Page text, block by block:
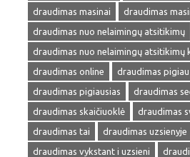
draudimas masinai
draudimas
draudimas nuo nelaimingų atsitikimų
draudimas nuo nelaimingų atsitikimų
draudimas online
draudimas pigiau
draudimas pigiausias
draudimas
draudimas skaičiuoklė
draudimas
draudimas tai
draudimas uzsienyje
draudimas vykstant i uzsieni